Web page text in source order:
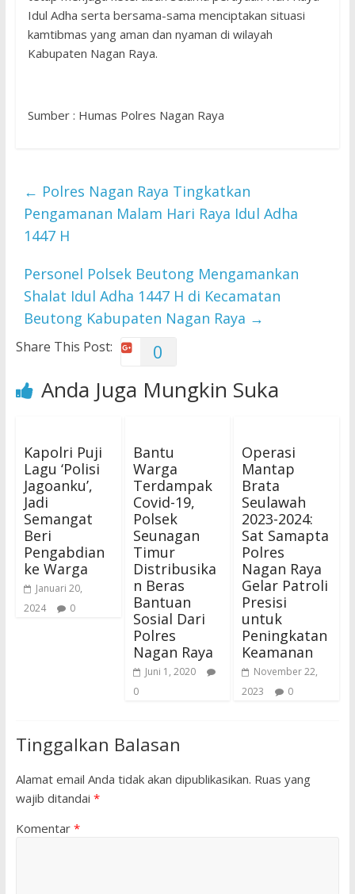
Idul Adha serta bersama-sama menciptakan situasi
kamtibmas yang aman dan nyaman di wilayah
Kabupaten Nagan Raya.
Sumber : Humas Polres Nagan Raya
← Polres Nagan Raya Tingkatkan
Pengamanan Malam Hari Raya Idul Adha
1447 H
Personel Polsek Beutong Mengamankan
Shalat Idul Adha 1447 H di Kecamatan
Beutong Kabupaten Nagan Raya →
Share This Post: 0
Anda Juga Mungkin Suka
Kapolri Puji
Lagu ‘Polisi
Jagoanku’,
Jadi
Semangat
Beri
Pengabdian
ke Warga
Januari 20,
2024
0
Bantu
Warga
Terdampak
Covid-19,
Polsek
Seunagan
Timur
Distribusika
n Beras
Bantuan
Sosial Dari
Polres
Nagan Raya
Juni 1, 2020
0
Operasi
Mantap
Brata
Seulawah
2023-2024:
Sat Samapta
Polres
Nagan Raya
Gelar Patroli
Presisi
untuk
Peningkatan
Keamanan
November 22,
2023
0
Tinggalkan Balasan
Alamat email Anda tidak akan dipublikasikan. Ruas yang
wajib ditandai *
Komentar *